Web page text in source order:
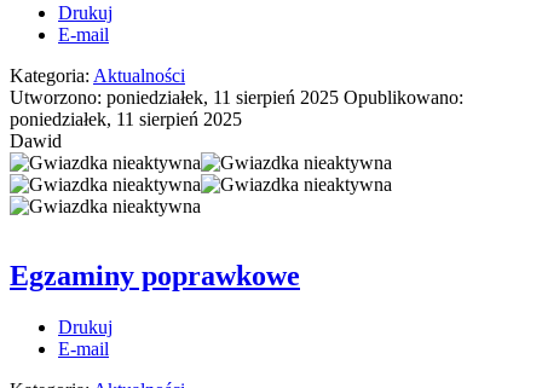
Drukuj
E-mail
Kategoria: Aktualności
Utworzono: poniedziałek, 11 sierpień 2025 Opublikowano:
poniedziałek, 11 sierpień 2025
Dawid
Egzaminy poprawkowe
Drukuj
E-mail